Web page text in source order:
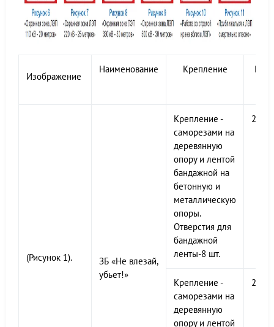
Изображение
Наименование Крепление
(Рисунок 1).
ЗБ «Не влезай,
убьет!»
Крепление -
саморезами на
деревянную
опору и лентой
бандажной на
бетонную и
металлическую
опоры.
Отверстия для
бандажной
ленты-8 шт.
Крепление -
саморезами на
деревянную
опору и лентой